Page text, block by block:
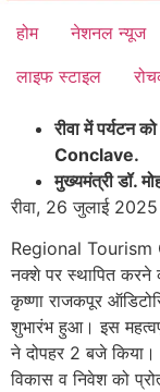
होम नेशनल न्यूज
लाइफ स्टाइल
रीवा में पर्यटन
Conclave.
मुख्यमंत्री डॉ.
रीवा, 26 जुलाई
Regional Tourism
नक्शे पर स्थापित करने
कृष्णा राजकपूर
शुभारंभ हुआ। इस
ने दोपहर 2 बजे
विकास व निवेश को